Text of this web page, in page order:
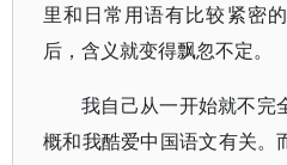
里和日常用语有比较紧密
后，含义就变得飘忽不定。
我自己从一开始就不完
概和我酷爱中国语文有关。